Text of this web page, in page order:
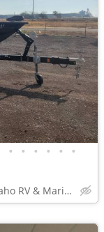
• • • • • •
Wholesale Prices @ Southern Idaho RV & Marine